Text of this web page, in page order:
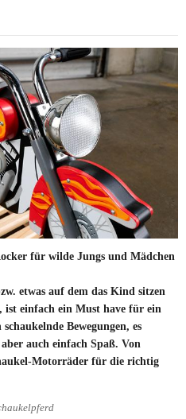
für wilde Jungs und Mädchen
etwas auf dem das Kind sitzen
ist einfach ein Must have für ein
Bewegungen, es
auch einfach Spaß. Von
Motorräder für die richtig